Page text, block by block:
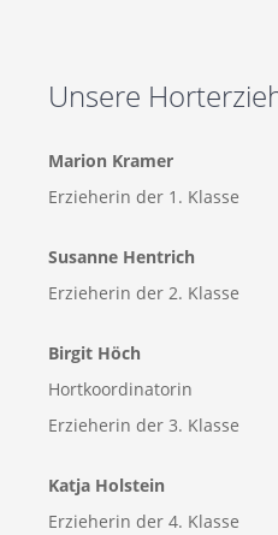
Unsere
Marion Kramer
Erzieherin der 1. Klasse
Susanne Hentrich
Erzieherin der 2. Klasse
Birgit Höch
Hortkoordinatorin
Erzieherin der 3. Klasse
Katja Holstein
Erzieherin der 4. Klasse